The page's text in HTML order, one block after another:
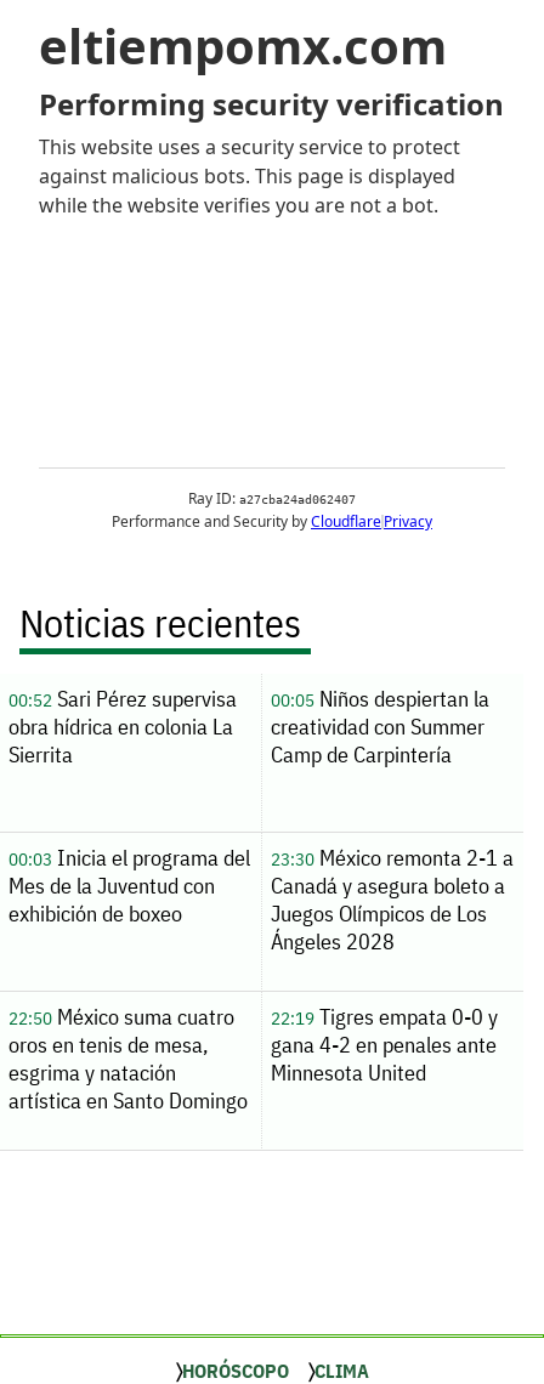
Noticias recientes
00:52Sari Pérez supervisa
obra hídrica en colonia La
Sierrita
00:05Niños despiertan la
creatividad con Summer
Camp de Carpintería
00:03 Inicia el programa del
Mes de la Juventud con
exhibición de boxeo
23:30México remonta 2-1 a
Canadá y asegura boleto a
Juegos Olímpicos de Los
Ángeles 2028
22:50México suma cuatro
oros en tenis de mesa,
esgrima y natación
artística en Santo Domingo
22:19Tigres empata 0-0 y
gana 4-2 en penales ante
Minnesota United
HORÓSCOPO CLIMA